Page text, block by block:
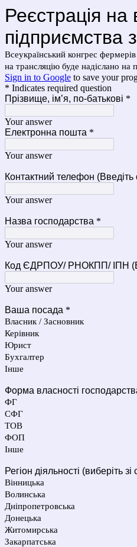
Реєстрація
підприємства
Всеукраїнський конгрес
на трансляцію буде надіслано
Sign in to Google to save your
* Indicates required question
Прізвище, ім’я, по-батькові *
Your answer
Електронна пошта *
Your answer
Контактний телефон
Your answer
Назва господарства *
Your answer
Код ЄДРПОУ/ РНОКПП/ ІПН
Your answer
Ваша посада *
Власник / Засновник
Керівник
Юрист
Бухгалтер
Інше
Форма власності
ФГ
СФГ
ТОВ
ФОП
Інше
Регіон діяльності (виберіть
Вінницька
Волинська
Дніпропетровська
Донецька
Житомирська
Закарпатська